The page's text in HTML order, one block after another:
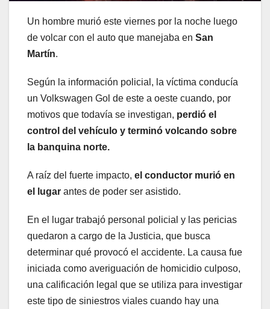
Un hombre murió este viernes por la noche luego
de volcar con el auto que manejaba en San
Martín.
Según la información policial, la víctima conducía
un Volkswagen Gol de este a oeste cuando, por
motivos que todavía se investigan, perdió el
control del vehículo y terminó volcando sobre
la banquina norte.
A raíz del fuerte impacto, el conductor murió en
el lugar antes de poder ser asistido.
En el lugar trabajó personal policial y las pericias
quedaron a cargo de la Justicia, que busca
determinar qué provocó el accidente. La causa fue
iniciada como averiguación de homicidio culposo,
una calificación legal que se utiliza para investigar
este tipo de siniestros viales cuando hay una